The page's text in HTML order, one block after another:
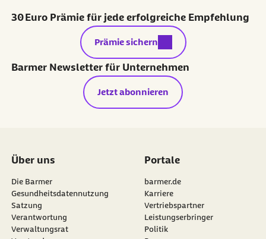
30 Euro Prämie für jede erfolgreiche Empfehlung
externer Link:
Prämie sichern
Barmer Newsletter für Unternehmen
Jetzt abonnieren
Über uns
Die Barmer
Gesundheitsdatennutzung
Satzung
Verantwortung
Verwaltungsrat
Portale
barmer.de
Karriere
Vertriebspartner
Leistungserbringer
Politik